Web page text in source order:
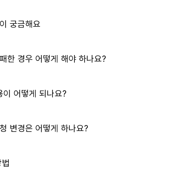
궁금해요
한 경우 어떻게 해야 하나요?
이 어떻게 되나요?
변경은 어떻게 하나요?